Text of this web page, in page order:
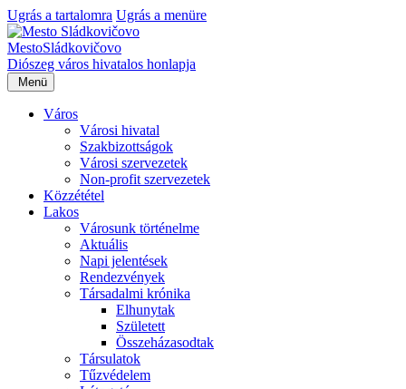
Ugrás a tartalomra Ugrás a menüre
MestoSládkovičovo
Diószeg város hivatalos honlapja
Menü
Város
Városi hivatal
Szakbizottságok
Városi szervezetek
Non-profit szervezetek
Közzététel
Lakos
Városunk történelme
Aktuális
Napi jelentések
Rendezvények
Társadalmi krónika
Elhunytak
Született
Összeházasodtak
Társulatok
Tűzvédelem